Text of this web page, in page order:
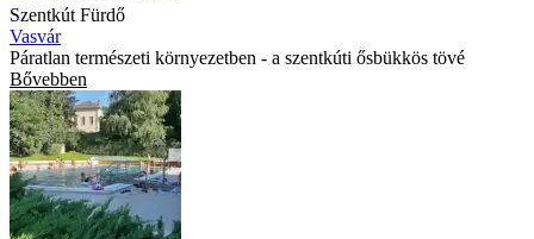
Szentkút Fürdő
Vasvár
Páratlan természeti környezetben - a szentkúti ősbükkös tövé
Bővebben